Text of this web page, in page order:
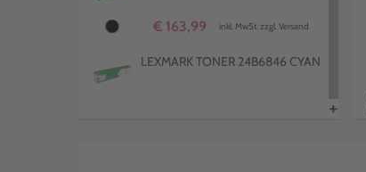
€ 163,99 inkl. MwSt. zzgl. Versand
LEXMARK TONER 24B6846 CYAN
+